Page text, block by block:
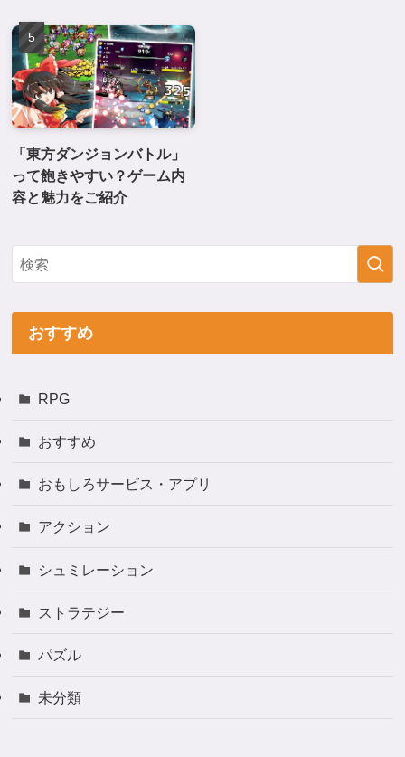
「東方ダンジョンバトル」
って飽きやすい？ゲーム内
容と魅力をご紹介
おすすめ
RPG
おすすめ
おもしろサービス・アプリ
アクション
シュミレーション
ストラテジー
パズル
未分類